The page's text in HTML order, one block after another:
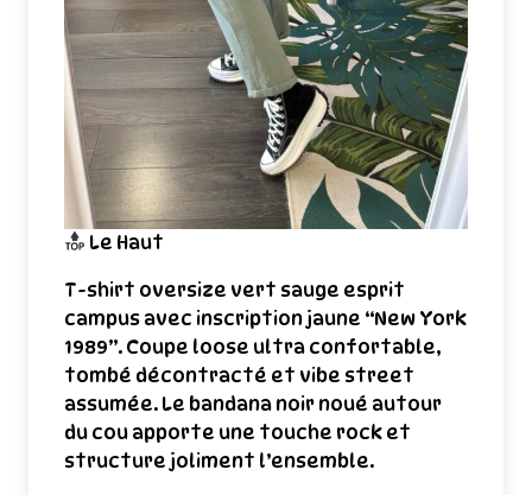
Le Haut
T-shirt oversize vert sauge esprit
campus avec inscription jaune “New York
1989”. Coupe loose ultra confortable,
tombé décontracté et vibe street
assumée. Le bandana noir noué autour
du cou apporte une touche rock et
structure joliment l’ensemble.